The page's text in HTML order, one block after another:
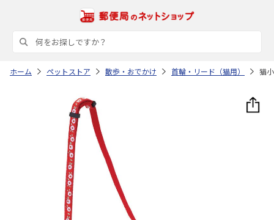
ホーム ペットストア 散歩・おでかけ 首輪・リード（猫用） 猫